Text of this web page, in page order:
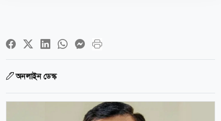
অনলাইন ডেস্ক